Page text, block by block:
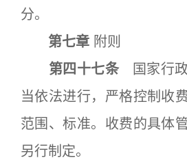
分。
第七章 附则
第四十七条 国家行
当依法进行，严格控制收
范围、标准。收费的具体
另行制定。